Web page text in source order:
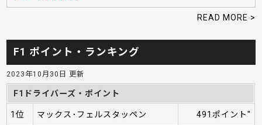
READ MORE >
F1 ポイント・ランキング
2023年10月30日 更新
F1ドライバーズ・ポイント
1位 マックス･フェルスタッペン 491ポイント"